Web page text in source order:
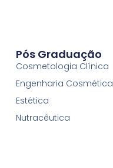
Pós Graduação
Cosmetologia Clínica
Engenharia Cosmética
Estética
Nutracêutica